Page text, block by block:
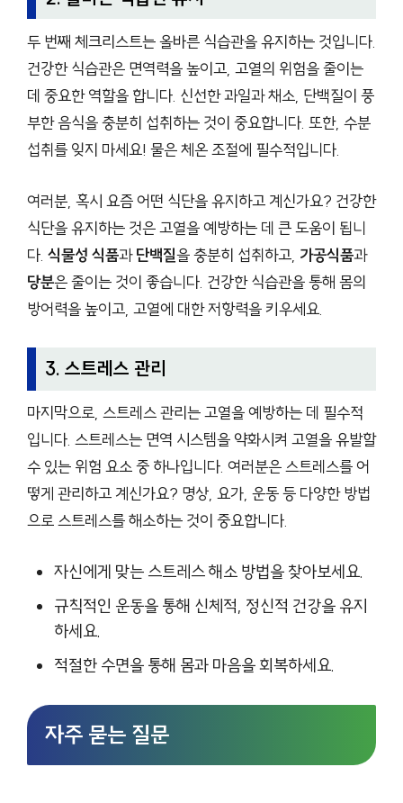
두 번째 체크리스트는 올바른 식습관을 유지하는 것입니다.
건강한 식습관은 면역력을 높이고, 고열의 위험을 줄이는
데 중요한 역할을 합니다. 신선한 과일과 채소, 단백질이 풍
부한 음식을 충분히 섭취하는 것이 중요합니다. 또한, 수분
섭취를 잊지 마세요! 물은 체온 조절에 필수적입니다.
여러분, 혹시 요즘 어떤 식단을 유지하고 계신가요? 건강한
식단을 유지하는 것은 고열을 예방하는 데 큰 도움이 됩니
다. 식물성 식품과단백질을 충분히 섭취하고, 가공식품과
당분은 줄이는 것이 좋습니다. 건강한 식습관을 통해 몸의
방어력을 높이고, 고열에 대한 저항력을 키우세요.
3. 스트레스 관리
마지막으로, 스트레스 관리는 고열을 예방하는 데 필수적
입니다. 스트레스는 면역 시스템을 약화시켜 고열을 유발할
수 있는 위험 요소 중 하나입니다. 여러분은 스트레스를 어
떻게 관리하고 계신가요? 명상, 요가, 운동 등 다양한 방법
으로 스트레스를 해소하는 것이 중요합니다.
자신에게 맞는 스트레스 해소 방법을 찾아보세요.
규칙적인 운동을 통해 신체적, 정신적 건강을 유지
하세요.
적절한 수면을 통해 몸과 마음을 회복하세요.
자주 묻는 질문